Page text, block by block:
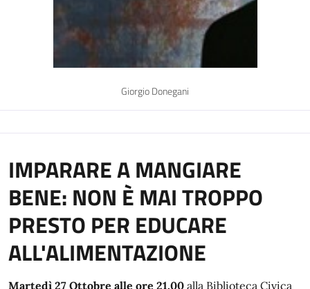
Giorgio Donegani
IMPARARE A MANGIARE
BENE: NON È MAI TROPPO
PRESTO PER EDUCARE
ALL'ALIMENTAZIONE
Martedì 27 Ottobre alle ore 21.00 alla Biblioteca Civica